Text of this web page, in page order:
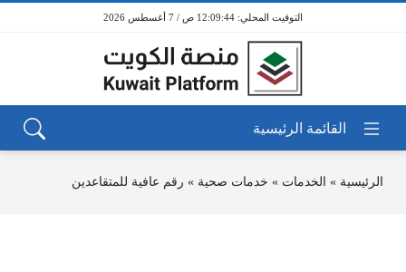
12:09:44 ص / 7 أغسطس 2026
الرئيسية » الخدمات » خدمات صحية » رقم عافية للمتقاعدين